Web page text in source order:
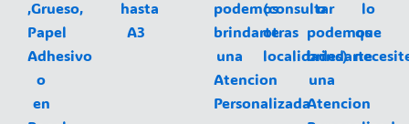
,Grueso,
Papel
Adhesivo
o
en
hasta
A3
podemos
brindarte
una
Atencion
Personalizada
(consultar
otras
localidades)
o
podemos
brindarte
una
Atencion
lo
que